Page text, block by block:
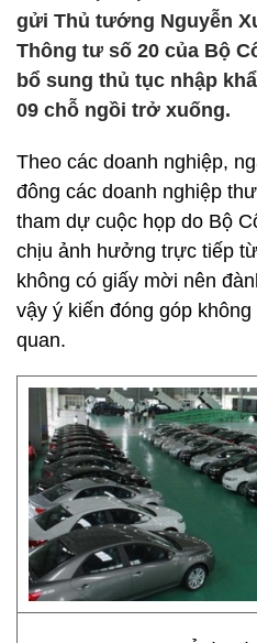
gửi Thủ tướng Nguyễn
Thông tư số 20 của Bộ
bổ sung thủ tục nhập
09 chỗ ngồi trở xuống.
Theo các doanh nghiệp,
đông các doanh nghiệp
tham dự cuộc họp do Bộ
chịu ảnh hưởng trực tiếp
không có giấy mời nên
vậy ý kiến đóng góp
quan.